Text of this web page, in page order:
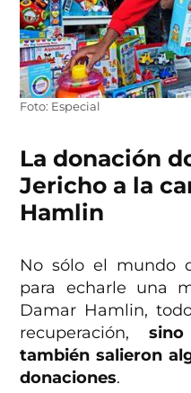
Foto: Especial
La donación
Jericho a la
Hamlin
No sólo el mundo
para echarle una
Damar Hamlin,
recuperación,
también salieron
donaciones.